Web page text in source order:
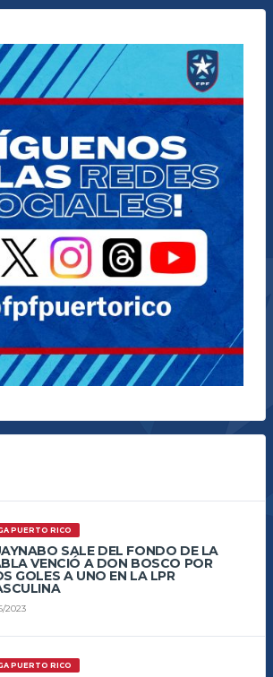
PUERTO RICO
SALE DEL FONDO DE LA
VENCIÓ A DON BOSCO POR
GOLES A UNO EN LA LPR
2023
PUERTO RICO